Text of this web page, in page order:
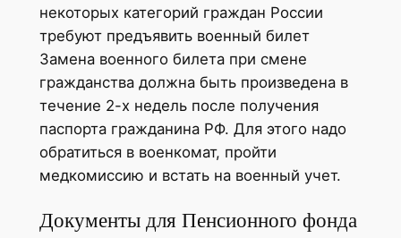
некоторых категорий граждан России
требуют предъявить военный билет
Замена военного билета при смене
гражданства должна быть произведена в
течение 2-х недель после получения
паспорта гражданина РФ. Для этого надо
обратиться в военкомат, пройти
медкомиссию и встать на военный учет.
Документы для Пенсионного фонда